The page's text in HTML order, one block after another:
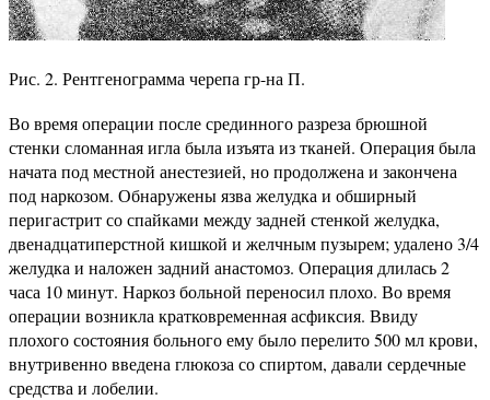
Рис. 2. Рентгенограмма черепа гр-на П.
Во время операции после срединного разреза брюшной
стенки сломанная игла была изъята из тканей. Операция была
начата под местной анестезией, но продолжена и закончена
под наркозом. Обнаружены язва желудка и обширный
перигастрит со спайками между задней стенкой желудка,
двенадцатиперстной кишкой и желчным пузырем; удалено 3/4
желудка и наложен задний анастомоз. Операция длилась 2
часа 10 минут. Наркоз больной переносил плохо. Во время
операции возникла кратковременная асфиксия. Ввиду
плохого состояния больного ему было перелито 500 мл крови,
внутривенно введена глюкоза со спиртом, давали сердечные
средства и лобелии.